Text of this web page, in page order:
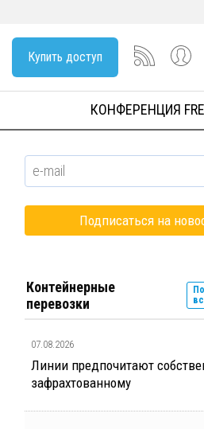
Купить доступ
КОНФЕРЕНЦИЯ
Контейнерные
перевозки
07.08.2026
Линии предпочитают
зафрахтованному